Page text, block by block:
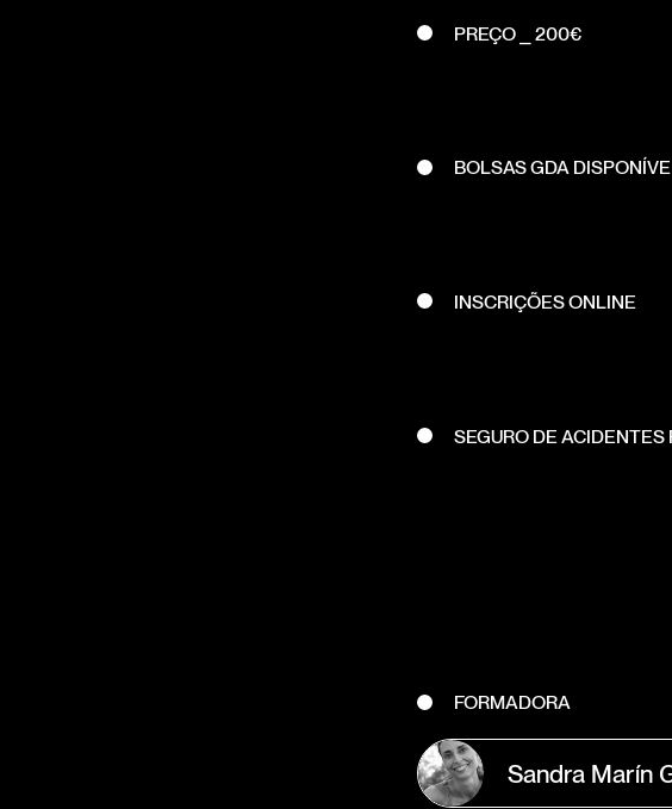
PREÇO ⎯ 200€
BOLSAS GDA
INSCRIÇÕES ONLINE
SEGURO DE
FORMADORA
Sandra Marín